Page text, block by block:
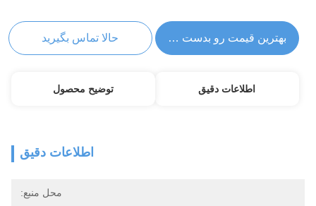
بهترین قیمت رو بدست بیار حالا تماس بگیرید
اطلاعات دقیق توضیح محصول
اطلاعات دقیق
محل منبع: